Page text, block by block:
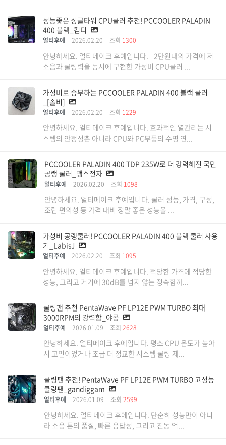
성능좋은 싱글타워 CPU쿨러 추천! PCCOOLER PALADIN
400 블랙_컴디
얼티후예 2026.02.20 조회 1300
안녕하세요. 얼티메이크 후예입니다. - 2만원대의 가격에 저
소음과 쿨링력을 동시에 구현한 가성비 CPU쿨러 ...
가성비로 승부하는 PCCOOLER PALADIN 400 블랙 쿨러
_[솔비]
얼티후예 2026.02.20 조회 1229
안녕하세요. 얼티메이크 후예입니다. 효과적인 열관리는 시
스템의 안정성뿐 아니라 CPU와 PC부품의 수명 연...
PCCOOLER PALADIN 400 TDP 235W로 더 강력해진 국민
공랭 쿨러_괭스전자
얼티후예 2026.02.20 조회 1098
안녕하세요. 얼티메이크 후예입니다. 쿨러 성능, 가격, 구성,
조립 편의성 등 가격 대비 정말 좋은 성능을 ...
가성비 공랭쿨러! PCCOOLER PALADIN 400 블랙 쿨러 사용
기_LabisJ
얼티후예 2026.02.20 조회 1095
안녕하세요. 얼티메이크 후예입니다. 적당한 가격에 적당한
성능, 그리고 거기에 30dB를 넘지 않는 정숙함까...
쿨링팬 추천 PentaWave PF LP12E PWM TURBO 최대
3000RPM의 강력함_야콤
얼티후예 2026.01.09 조회 2628
안녕하세요. 얼티메이크 후에입니다. 평소 CPU 온도가 높아
서 고민이었거나 조금 더 정교한 시스템 쿨링 제...
쿨링팬 추천! PentaWave PF LP12E PWM TURBO 고성능
쿨링팬_gandiggam
얼티후예 2026.01.09 조회 2599
안녕하세요. 얼티메이크 후에입니다. 단순히 성능만이 아니
라 소음 톤의 품질, 빠른 응답성, 그리고 진동 억...